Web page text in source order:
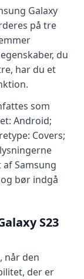
Galaxy
på tre
du
har du et
som
Android;
Covers;
Samsung
og bør indgå
S23
når den
der er